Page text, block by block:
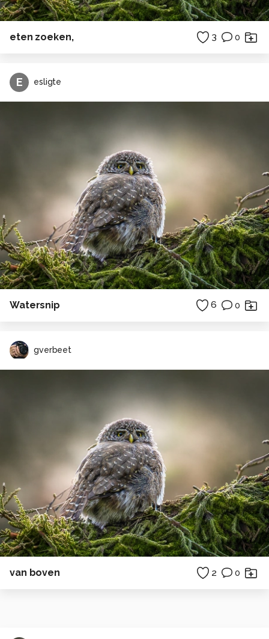
eten zoeken, 3 0
E esligte
Watersnip 6 0
gverbeet
van boven 2 0